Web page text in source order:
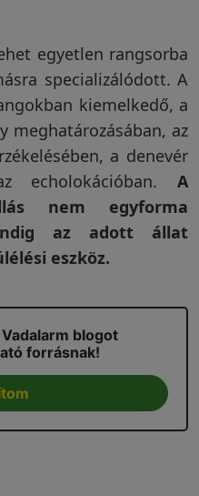
egyetlen rangsorba
specializálódott. A
kiemelkedő, a
meghatározásában, az
a denevér
A
nem egyforma
az adott állat
eszköz.
blogot
forrásnak!